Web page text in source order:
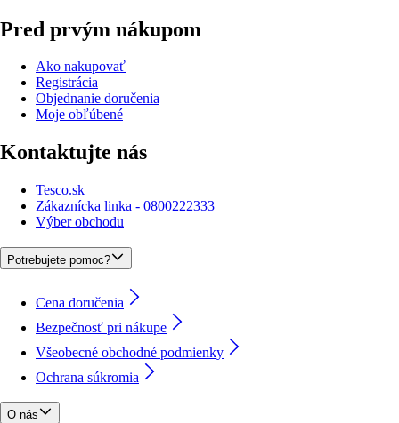
Pred prvým nákupom
Ako nakupovať
Registrácia
Objednanie doručenia
Moje obľúbené
Kontaktujte nás
Tesco.sk
Zákaznícka linka - 0800222333
Výber obchodu
Potrebujete pomoc?
Cena doručenia
Bezpečnosť pri nákupe
Všeobecné obchodné podmienky
Ochrana súkromia
O nás